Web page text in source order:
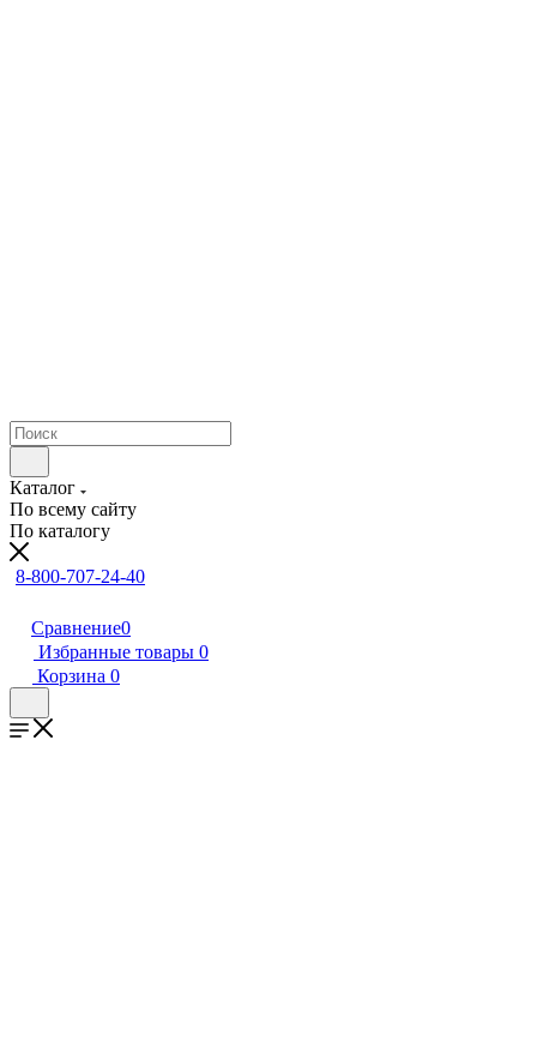
Каталог
По всему сайту
По каталогу
8-800-707-24-40
Сравнение0
Избранные товары 0
Корзина 0